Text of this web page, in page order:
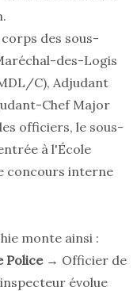
corps des sous-
des-Logis
C), Adjudant
Chef Major
officiers, le sous-
à l'École
concours interne
monte ainsi :
Police→ Officier de
évolue